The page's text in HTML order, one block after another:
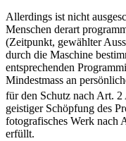
Allerdings ist nicht
Menschen derart
(Zeitpunkt, gewählter
durch die Maschine
entsprechenden
Mindestmass an
für den Schutz nach Art. 2
geistiger Schöpfung des
fotografisches Werk nach
erfüllt.